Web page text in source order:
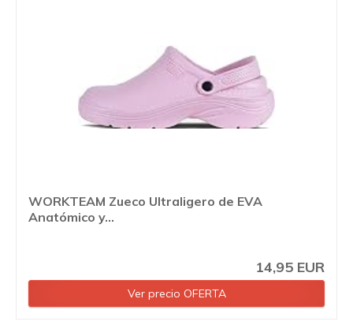
WORKTEAM Zueco Ultraligero de EVA
Anatómico y...
14,95 EUR
Ver precio OFERTA